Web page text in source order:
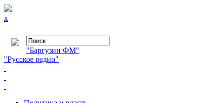
x
"Баргузин ФМ"
"Русское радио"